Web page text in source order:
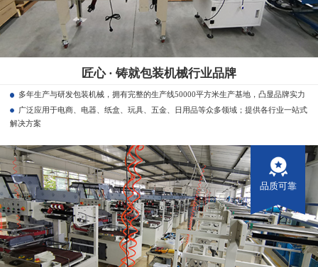
匠心 · 铸就包装机械行业品牌
多年生产与研发包装机械，拥有完整的生产线50000平方米生产基地，凸显品牌实力
广泛应用于电商、电器、纸盒、玩具、五金、日用品等众多领域；提供各行业一站式
解决方案
品质可靠